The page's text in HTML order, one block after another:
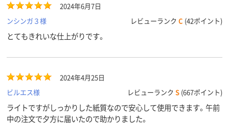
2024年6月7日
ンシンガ３様
レビューランク C (42ポイント)
とてもきれいな仕上がりです。
2024年4月25日
ビルエス様
レビューランク S (667ポイント)
ライトですがしっかりした紙質なので安心して使用できます。午前
中の注文で夕方に届いたので助かりました。